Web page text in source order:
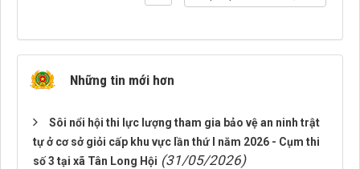
Những tin mới hơn
Sôi nổi hội thi lực lượng tham gia bảo vệ an ninh trật
tự ở cơ sở giỏi cấp khu vực lần thứ I năm 2026 - Cụm thi
số 3 tại xã Tân Long Hội (31/05/2026)